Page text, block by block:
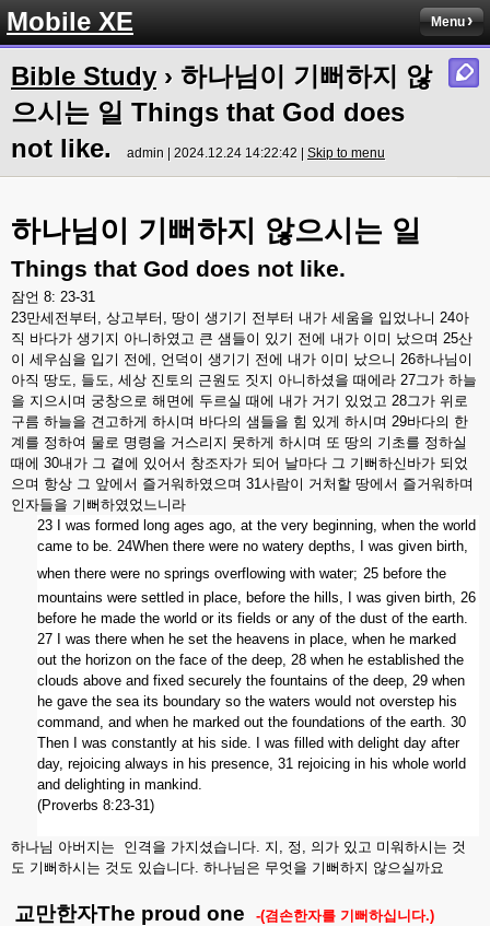
Mobile XE Menu
Bible Study› 하나님이 기뻐하지 않
으시는 일 Things that God does
not like.
admin | 2024.12.24 14:22:42 | Skip to menu
하나님이 기뻐하지 않으시는 일
Things that God does not like.
잠언 8: 23-31
23만세전부터 , 상고부터 , 땅이 생기기 전부터 내가 세움을 입었나니 24아
직 바다가 생기지 아니하였고 큰 샘들이 있기 전에 내가 이미 났으며 25산
이 세우심을 입기 전에 , 언덕이 생기기 전에 내가 이미 났으니 26하나님이
아직 땅도, 들도, 세상 진토의 근원도 짓지 아니하셨을 때에라 27그가 하늘
을 지으시며 궁창으로 해면에 두르실 때에 내가 거기 있었고 28그가 위로
구름 하늘을 견고하게 하시며 바다의 샘들을 힘 있게 하시며 29바다의 한
계를 정하여 물로 명령을 거스리지 못하게 하시며 또 땅의 기초를 정하실
때에 30내가 그 곁에 있어서 창조자가 되어 날마다 그 기뻐하신바가 되었
으며 항상 그 앞에서 즐거워하였으며 31사람이 거처할 땅에서 즐거워하며
인자들을 기뻐하였었느니라
23 I was formed long ages ago, at the very beginning, when the world
came to be. 24When there were no watery depths, I was given birth,
when there were no springs overflowing with water; 25 before the
mountains were settled in place, before the hills, I was given birth, 26
before he made the world or its fields or any of the dust of the earth.
27
I was there when he set the heavens in place, when he marked
out the horizon on the face of the deep, 28 when he established the
clouds above and fixed securely the fountains of the deep, 29 when
he gave the sea its boundary so the waters would not overstep his
command, and when he marked out the foundations of the earth. 30
Then I was constantly at his side.
I was filled with delight day after
day, rejoicing always in his presence, 31 rejoicing in his whole world
and delighting in mankind.
(Proverbs 8:23-31)
하나님 아버지는 인격을 가지셨습니다. 지 , 정 , 의가 있고 미워하시는 것
도 기뻐하시는 것도 있습니다. 하나님은 무엇을 기뻐하지 않으실까요
교만한자The proud one -(겸손한자를 기뻐하십니다.)